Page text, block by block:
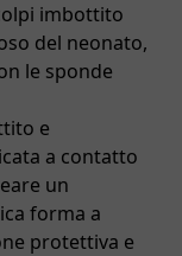
imbottito
del neonato,
le sponde
e
a contatto
un
forma a
protettiva e